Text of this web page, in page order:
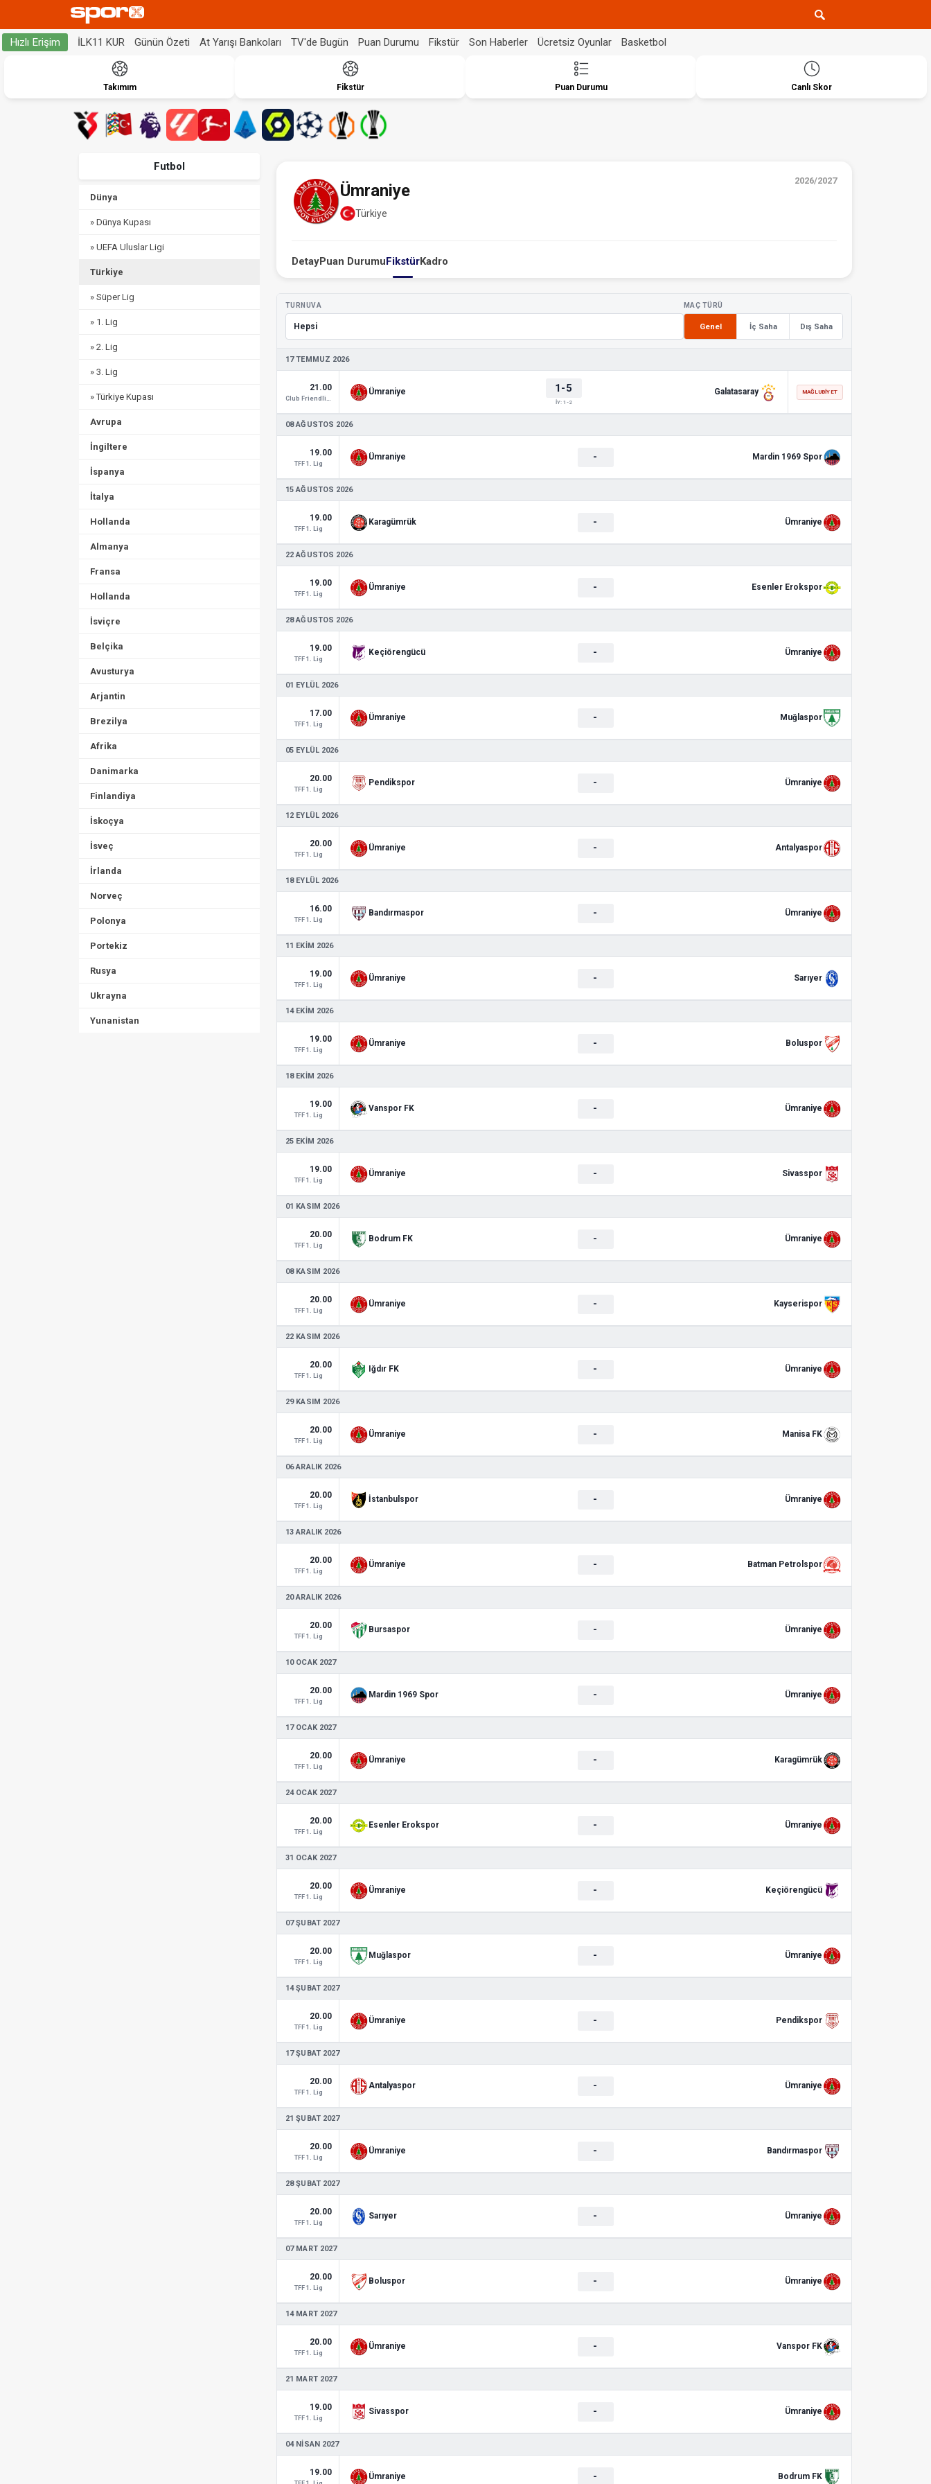
Hızlı Erişim İLK11 KUR Günün Özeti At Yarışı Bankoları TV'de Bugün Puan Durumu Fikstür Son Haberler Ücretsiz Oyunlar Basketbol
Takımım Fikstür Puan Durumu Canlı Skor
Futbol
Dünya
» Dünya Kupası
» UEFA Uluslar Ligi
Türkiye
» Süper Lig
» 1. Lig
» 2. Lig
» 3. Lig
» Türkiye Kupası
Avrupa
İngiltere
İspanya
İtalya
Hollanda
Almanya
Fransa
Hollanda
İsviçre
Belçika
Avusturya
Arjantin
Brezilya
Afrika
Danimarka
Finlandiya
İskoçya
İsveç
İrlanda
Norveç
Polonya
Portekiz
Rusya
Ukrayna
Yunanistan
2026/2027
Ümraniye
Türkiye
DetayPuan DurumuFikstürKadro
TURNUVA MAÇ TÜRÜ
Genel İç Saha Dış Saha
17 TEMMUZ 2026
21.00 Ümraniye 1-5
İY: 1-2
Galatasaray MAĞLUBIYET
08 AĞUSTOS 2026
19.00
TFF 1. Lig
Ümraniye - Mardin 1969 Spor
15 AĞUSTOS 2026
19.00
TFF 1. Lig
Karagümrük - Ümraniye
22 AĞUSTOS 2026
19.00
TFF 1. Lig
Ümraniye - Esenler Erokspor
28 AĞUSTOS 2026
19.00
TFF 1. Lig
Keçiörengücü - Ümraniye
01 EYLÜL 2026
17.00
TFF 1. Lig
Ümraniye - Muğlaspor
05 EYLÜL 2026
20.00
TFF 1. Lig
Pendikspor - Ümraniye
12 EYLÜL 2026
20.00
TFF 1. Lig
Ümraniye - Antalyaspor
18 EYLÜL 2026
16.00
TFF 1. Lig
Bandırmaspor - Ümraniye
11 EKIM 2026
19.00
TFF 1. Lig
Ümraniye - Sarıyer
14 EKIM 2026
19.00
TFF 1. Lig
Ümraniye - Boluspor
18 EKIM 2026
19.00
TFF 1. Lig
Vanspor FK - Ümraniye
25 EKIM 2026
19.00
TFF 1. Lig
Ümraniye - Sivasspor
01 KASIM 2026
20.00
TFF 1. Lig
Bodrum FK - Ümraniye
08 KASIM 2026
20.00
TFF 1. Lig
Ümraniye - Kayserispor
22 KASIM 2026
20.00
TFF 1. Lig
Iğdır FK - Ümraniye
29 KASIM 2026
20.00
TFF 1. Lig
Ümraniye - Manisa FK
06 ARALIK 2026
20.00
TFF 1. Lig
İstanbulspor - Ümraniye
13 ARALIK 2026
20.00
TFF 1. Lig
Ümraniye - Batman Petrolspor
20 ARALIK 2026
20.00
TFF 1. Lig
Bursaspor - Ümraniye
10 OCAK 2027
20.00
TFF 1. Lig
Mardin 1969 Spor - Ümraniye
17 OCAK 2027
20.00
TFF 1. Lig
Ümraniye - Karagümrük
24 OCAK 2027
20.00
TFF 1. Lig
Esenler Erokspor - Ümraniye
31 OCAK 2027
20.00
TFF 1. Lig
Ümraniye - Keçiörengücü
07 ŞUBAT 2027
20.00
TFF 1. Lig
Muğlaspor - Ümraniye
14 ŞUBAT 2027
20.00
TFF 1. Lig
Ümraniye - Pendikspor
17 ŞUBAT 2027
20.00
TFF 1. Lig
Antalyaspor - Ümraniye
21 ŞUBAT 2027
20.00
TFF 1. Lig
Ümraniye - Bandırmaspor
28 ŞUBAT 2027
20.00
TFF 1. Lig
Sarıyer - Ümraniye
07 MART 2027
20.00
TFF 1. Lig
Boluspor - Ümraniye
14 MART 2027
20.00
TFF 1. Lig
Ümraniye - Vanspor FK
21 MART 2027
19.00
TFF 1. Lig
Sivasspor - Ümraniye
04 NISAN 2027
19.00 Ümraniye - Bodrum FK